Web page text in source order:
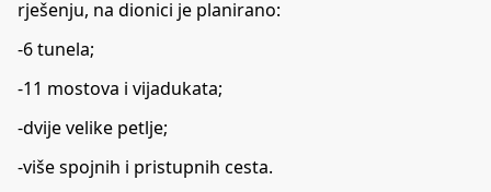
rješenju, na dionici je planirano:
-6 tunela;
-11 mostova i vijadukata;
-dvije velike petlje;
-više spojnih i pristupnih cesta.